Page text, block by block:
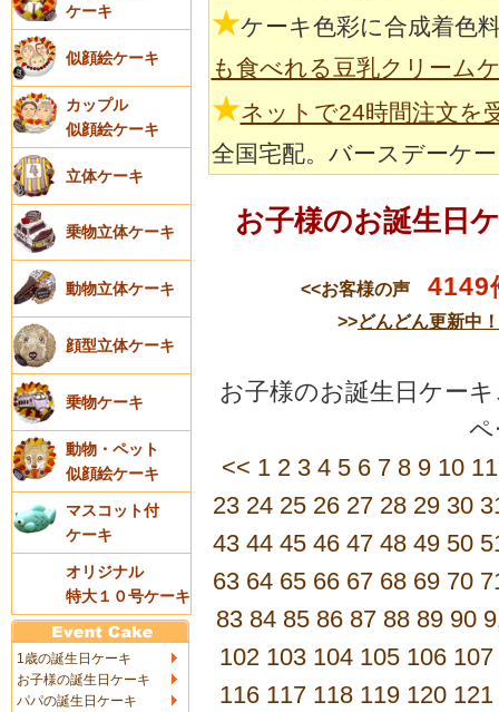
ケーキ
似顔絵ケーキ
カップル
似顔絵ケーキ
立体ケーキ
乗物立体ケーキ
動物立体ケーキ
顔型立体ケーキ
乗物ケーキ
動物・ペット
似顔絵ケーキ
マスコット付
ケーキ
オリジナル
特大１０号ケーキ
1歳の誕生日ケーキ
お子様の誕生日ケーキ
パパの誕生日ケーキ
★ケーキ色彩に合成着色
も食べれる豆乳クリーム
★ネットで24時間注文を
全国宅配。バースデーケ
お子様のお誕生日
<<お客様の声 4149
>>どんどん更新中
お子様のお誕生日ケー
<< 1 2 3 4 5 6 7 8 9 10 11
23 24 25 26 27 28 29 30
43 44 45 46 47 48 49 50
63 64 65 66 67 68 69 70
83 84 85 86 87 88 89 90
102 103 104 105 106 107
116 117 118 119 120 121